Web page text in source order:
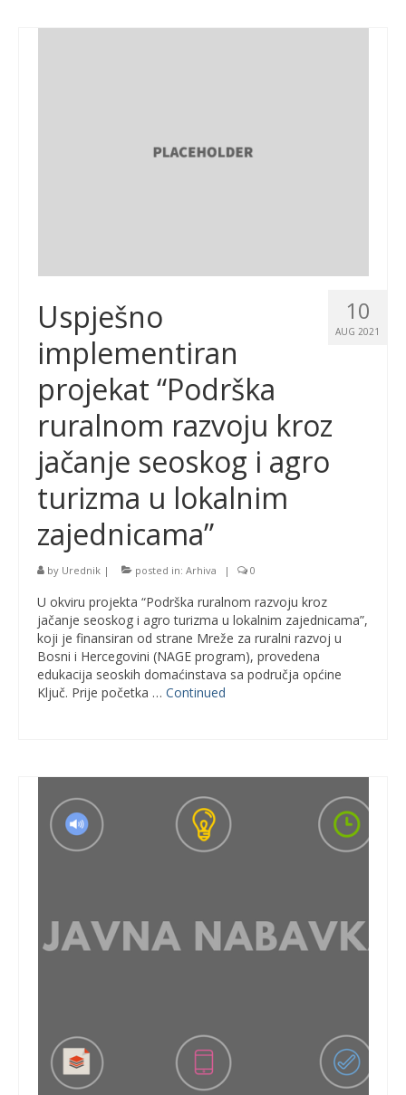
10
AUG 2021
Uspješno
implementiran
projekat “Podrška
ruralnom razvoju kroz
jačanje seoskog i agro
turizma u lokalnim
zajednicama”
by Urednik | posted in: Arhiva | 0
U okviru projekta “Podrška ruralnom razvoju kroz
jačanje seoskog i agro turizma u lokalnim zajednicama”,
koji je finansiran od strane Mreže za ruralni razvoj u
Bosni i Hercegovini (NAGE program), provedena
edukacija seoskih domaćinstava sa područja općine
Ključ. Prije početka … Continued